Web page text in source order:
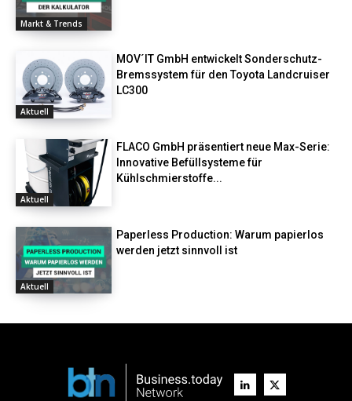
Markt & Trends
Aktuell
MOV´IT GmbH entwickelt Sonderschutz-
Bremssystem für den Toyota Landcruiser
LC300
Aktuell
FLACO GmbH präsentiert neue Max-Serie:
Innovative Befüllsysteme für
Kühlschmierstoffe...
Aktuell
Paperless Production: Warum papierlos
werden jetzt sinnvoll ist